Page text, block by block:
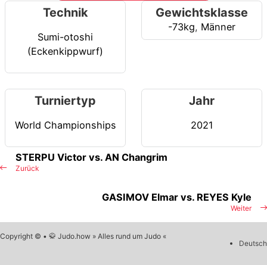
Technik
Sumi-otoshi
(Eckenkippwurf)
Gewichtsklasse
-73kg, Männer
Turniertyp
World Championships
Jahr
2021
Zurück
STERPU Victor vs. AN Changrim
Weiter
GASIMOV Elmar vs. REYES Kyle
Copyright © • 🥋 Judo.how » Alles rund um Judo «
Deutsch